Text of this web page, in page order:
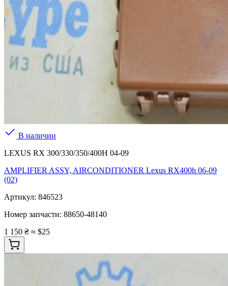
В наличии
LEXUS RX 300/330/350/400H 04-09
AMPLIFIER ASSY, AIRCONDITIONER Lexus RX400h 06-09
(02)
Артикул: 846523
Номер запчасти: 88650-48140
1 150 ₴ ≈ $25